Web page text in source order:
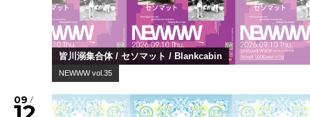
皆川溺集合体 / セソマット / Blankcabin
NEWWW vol.35
09 /